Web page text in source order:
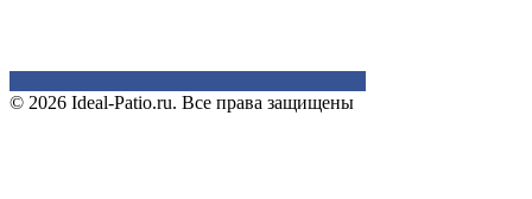
© 2026 Ideal-Patio.ru. Все права защищены